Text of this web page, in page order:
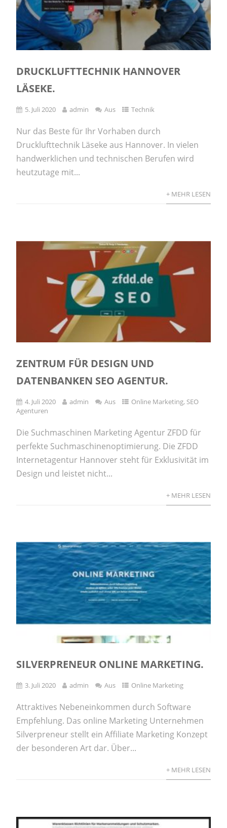
DRUCKLUFTTECHNIK HANNOVER
LÄSEKE.
5. Juli 2020 admin Aus Technik
Nur das Beste für Ihr Vorhaben durch
Drucklufttechnik Läseke aus Hannover. In vielen
handwerklichen und technischen Berufen wird
heutzutage mit...
+ MEHR LESEN
ZENTRUM FÜR DESIGN UND
DATENBANKEN SEO AGENTUR.
4. Juli 2020 admin Aus Online Marketing, SEO
Agenturen
Die Suchmaschinen Marketing Agentur ZFDD für
perfekte Suchmaschinenoptimierung. Die ZFDD
Internetagentur Hannover steht für Exklusivität im
Design und leistet nicht...
+ MEHR LESEN
SILVERPRENEUR ONLINE MARKETING.
3. Juli 2020 admin Aus Online Marketing
Attraktives Nebeneinkommen durch Software
Empfehlung. Das online Marketing Unternehmen
Silverpreneur stellt ein Affiliate Marketing Konzept
der besonderen Art dar. Über...
+ MEHR LESEN